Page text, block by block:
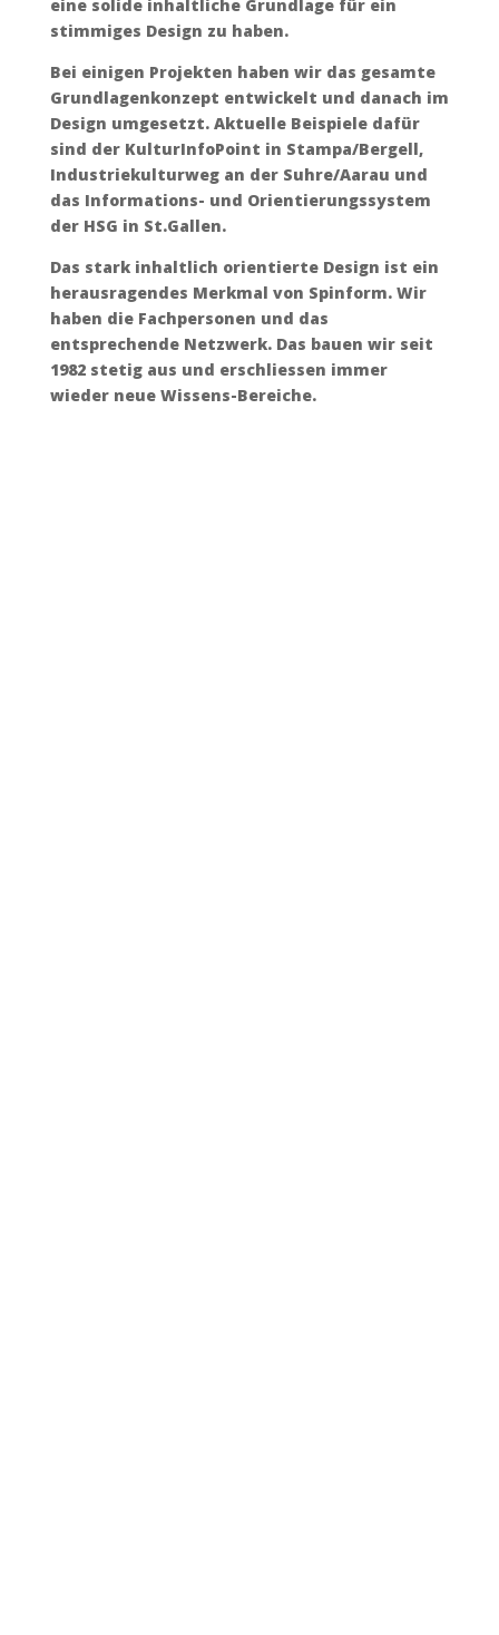
eine solide inhaltliche Grundlage für ein
stimmiges Design zu haben.
Bei einigen Projekten haben wir das gesamte
Grundlagenkonzept entwickelt und danach im
Design umgesetzt. Aktuelle Beispiele dafür
sind der KulturInfoPoint in Stampa/Bergell,
Industriekulturweg an der Suhre/Aarau und
das Informations- und Orientierungssystem
der HSG in St.Gallen.
Das stark inhaltlich orientierte Design ist ein
herausragendes Merkmal von Spinform. Wir
haben die Fachpersonen und das
entsprechende Netzwerk. Das bauen wir seit
1982 stetig aus und erschliessen immer
wieder neue Wissens-Bereiche.